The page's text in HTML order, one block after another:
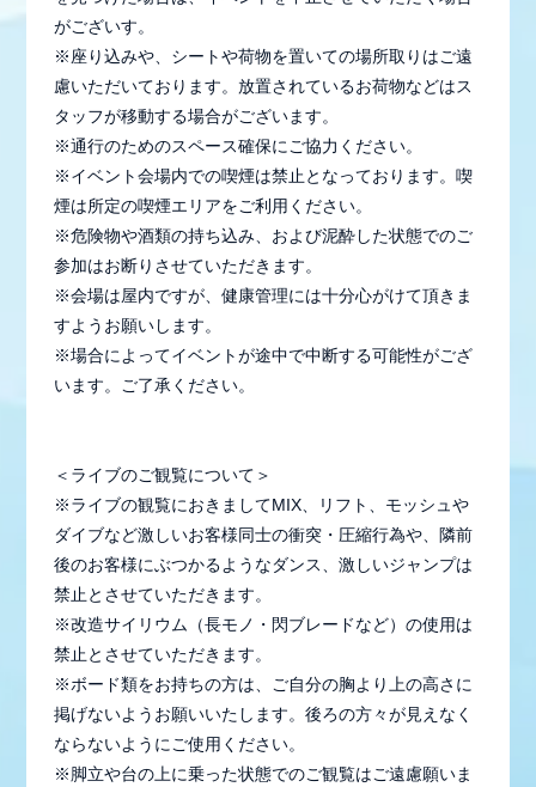
がございす。
※座り込みや、シートや荷物を置いての場所取りはご遠
慮いただいております。放置されているお荷物などはス
タッフが移動する場合がございます。
※通行のためのスペース確保にご協力ください。
※イベント会場内での喫煙は禁止となっております。喫
煙は所定の喫煙エリアをご利用ください。
※危険物や酒類の持ち込み、および泥酔した状態でのご
参加はお断りさせていただきます。
※会場は屋内ですが、健康管理には十分心がけて頂きま
すようお願いします。
※場合によってイベントが途中で中断する可能性がござ
います。ご了承ください。
＜ライブのご観覧について＞
※ライブの観覧におきましてMIX、リフト、モッシュや
ダイブなど激しいお客様同士の衝突・圧縮行為や、隣前
後のお客様にぶつかるようなダンス、激しいジャンプは
禁止とさせていただきます。
※改造サイリウム（長モノ・閃ブレードなど）の使用は
禁止とさせていただきます。
※ボード類をお持ちの方は、ご自分の胸より上の高さに
掲げないようお願いいたします。後ろの方々が見えなく
ならないようにご使用ください。
※脚立や台の上に乗った状態でのご観覧はご遠慮願いま